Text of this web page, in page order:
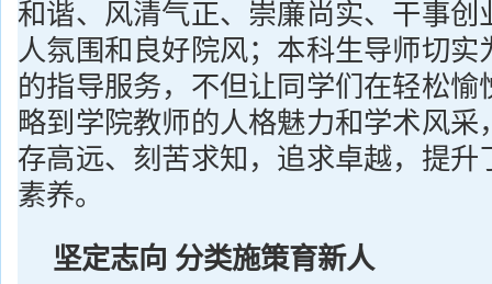
和谐、风清气正、崇廉尚实、干事创
人氛围和良好院风；本科生导师切实
的指导服务，不但让同学们在轻松愉
略到学院教师的人格魅力和学术风采
存高远、刻苦求知，追求卓越，提升
素养。
坚定志向 分类施策育新人